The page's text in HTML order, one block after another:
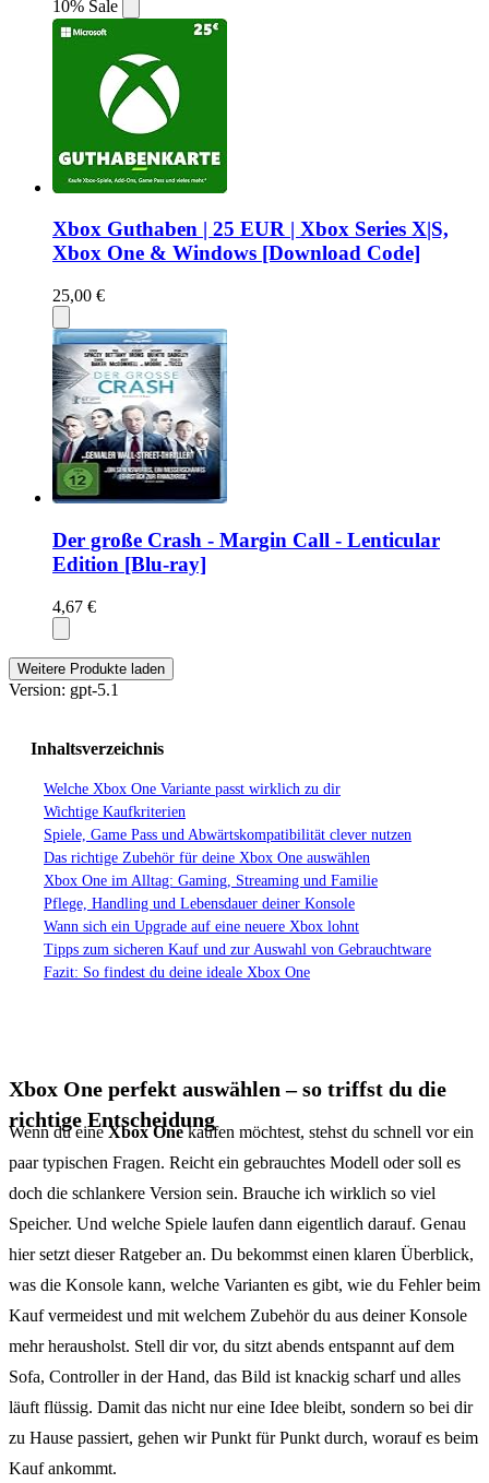
10% Sale
Xbox Guthaben | 25 EUR | Xbox Series X|S,
Xbox One & Windows [Download Code]
25,00 €
Der große Crash - Margin Call - Lenticular
Edition [Blu-ray]
4,67 €
Weitere Produkte laden
Version: gpt-5.1
Xbox One perfekt auswählen – so triffst du die
richtige Entscheidung
Wenn du eineXbox Onekaufen möchtest, stehst du schnell vor ein
paar typischen Fragen. Reicht ein gebrauchtes Modell oder soll es
doch die schlankere Version sein. Brauche ich wirklich so viel
Speicher. Und welche Spiele laufen dann eigentlich darauf. Genau
hier setzt dieser Ratgeber an. Du bekommst einen klaren Überblick,
was die Konsole kann, welche Varianten es gibt, wie du Fehler beim
Kauf vermeidest und mit welchem Zubehör du aus deiner Konsole
mehr herausholst. Stell dir vor, du sitzt abends entspannt auf dem
Sofa, Controller in der Hand, das Bild ist knackig scharf und alles
läuft flüssig. Damit das nicht nur eine Idee bleibt, sondern so bei dir
zu Hause passiert, gehen wir Punkt für Punkt durch, worauf es beim
Kauf ankommt.
Inhaltsverzeichnis
Welche Xbox One Variante passt wirklich zu dir
Wichtige Kaufkriterien
Spiele, Game Pass und Abwärtskompatibilität clever nutzen
Das richtige Zubehör für deine Xbox One auswählen
Xbox One im Alltag: Gaming, Streaming und Familie
Pflege, Handling und Lebensdauer deiner Konsole
Wann sich ein Upgrade auf eine neuere Xbox lohnt
Tipps zum sicheren Kauf und zur Auswahl von Gebrauchtware
Fazit: So findest du deine ideale Xbox One